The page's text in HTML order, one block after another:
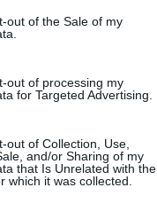
out of the Sale of my
out of processing my
for Targeted Advertising.
out of Collection, Use,
and/or Sharing of my
that Is Unrelated with the
which it was collected.
την πολιτική απορρήτου
X